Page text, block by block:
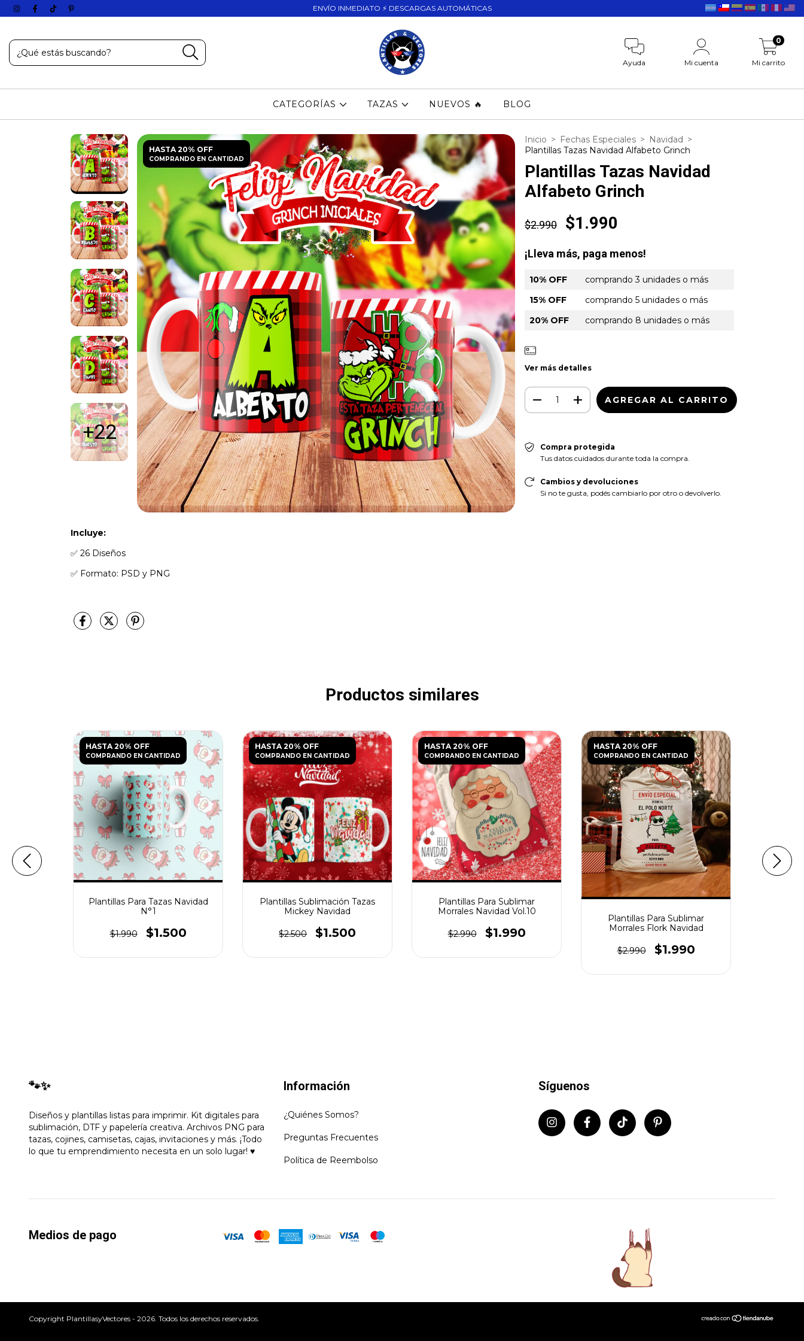
ENVÍO INMEDIATO ⚡ DESCARGAS AUTOMÁTICAS
Ayuda Mi cuenta Mi carrito
0
CATEGORÍAS TAZAS NUEVOS 🔥 BLOG
+22
HASTA 20% OFF
COMPRANDO EN CANTIDAD
Incluye:
✅️ 26 Diseños
✅️ Formato: PSD y PNG
Inicio > Fechas Especiales > Navidad >
Plantillas Tazas Navidad Alfabeto Grinch
Plantillas Tazas Navidad
Alfabeto Grinch
$2.990 $1.990
¡Lleva más, paga menos!
10% OFF
comprando 3 unidades o más
15% OFF
comprando 5 unidades o más
20% OFF
comprando 8 unidades o más
Ver más detalles
Compra protegida
Tus datos cuidados durante toda la compra.
Cambios y devoluciones
Si no te gusta, podés cambiarlo por otro o devolverlo.
Productos similares
HASTA 20% OFF
COMPRANDO EN CANTIDAD
Plantillas Para Tazas Navidad
N°1
$1.990 $1.500
HASTA 20% OFF
COMPRANDO EN CANTIDAD
Plantillas Sublimación Tazas
Mickey Navidad
$2.500 $1.500
HASTA 20% OFF
COMPRANDO EN CANTIDAD
Plantillas Para Sublimar
Morrales Navidad Vol.10
$2.990 $1.990
HASTA 20% OFF
COMPRANDO EN CANTIDAD
Plantillas Para Sublimar
Morrales Flork Navidad
$2.990 $1.990
🐾✨
Diseños y plantillas listas para imprimir. Kit digitales para
sublimación, DTF y papelería creativa. Archivos PNG para
tazas, cojines, camisetas, cajas, invitaciones y más. ¡Todo
lo que tu emprendimiento necesita en un solo lugar! ♥
Información
¿Quiénes Somos?
Preguntas Frecuentes
Política de Reembolso
Síguenos
Medios de pago
Copyright PlantillasyVectores - 2026. Todos los derechos reservados.